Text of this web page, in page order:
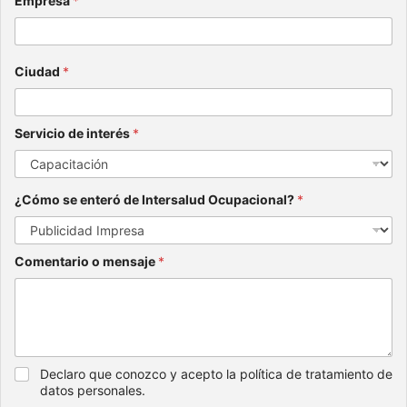
Ciudad *
Servicio de interés *
¿Cómo se enteró de Intersalud Ocupacional? *
Comentario o mensaje *
Declaro que conozco y acepto la política de tratamiento de
datos personales.